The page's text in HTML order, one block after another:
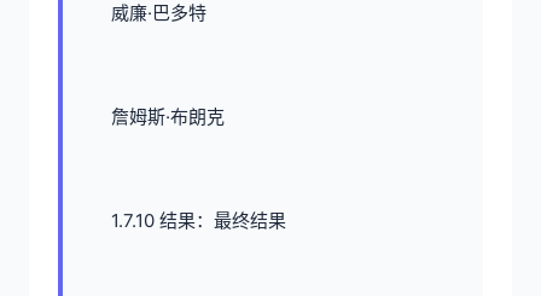
威廉·巴多特
詹姆斯·布朗克
1.7.10 结果：最终结果